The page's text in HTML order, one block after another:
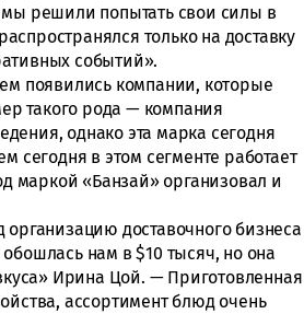
мы решили попытать свои силы в
только на доставку
событий».
появились компании, которые
такого рода — компания
однако эта марка сегодня
сегодня в этом сегменте работает
маркой «Банзай» организовал и
доставочного бизнеса
нам в $10 тысяч, но она
Ирина Цой. — Приготовленная
ассортимент блюд очень